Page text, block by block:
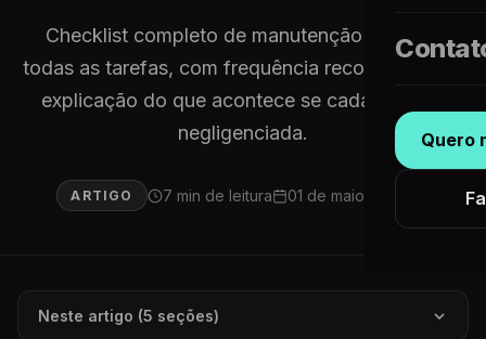
Quero
Checklist completo de manutenção de site -
todas as tarefas, com frequência recomendada e
explicação do que acontece se cada uma for
negligenciada.
ARTIGO 7 min de leitura 01 de maio de 2026
Neste artigo (5 seções)